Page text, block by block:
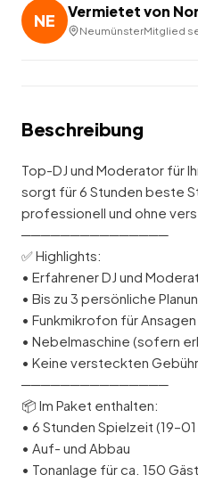
NE Vermietet von
NeumünsterMitglied
Beschreibung
Top-DJ und Moderator für
sorgt für 6 Stunden beste
professionell und ohne
───────────────
✅ Highlights:
• Erfahrener DJ und
• Bis zu 3 persönliche
• Funkmikrofon für
• Nebelmaschine (sofern
• Keine versteckten
───────────────
📦 Im Paket enthalten:
• 6 Stunden Spielzeit (19–01
• Auf- und Abbau
• Tonanlage für ca. 150